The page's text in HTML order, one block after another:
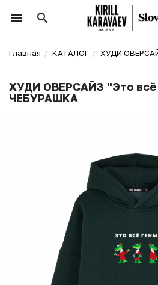
Главная КАТАЛОГ ХУДИ
ХУДИ ОВЕРСАЙЗ "Это всё
ЧЕБУРАШКА